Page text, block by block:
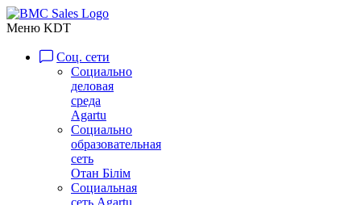
Меню KDT
Соц. сети
Социально
деловая
среда
Agartu
Социально
образовательная
сеть
Отан Бiлiм
Социальная